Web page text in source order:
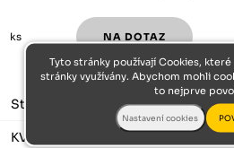
ks
Stavební řezivo
KVH hranoly
Tyto stránky používají Cookies,
stránky využívány. Abychom mohli
to nejprve